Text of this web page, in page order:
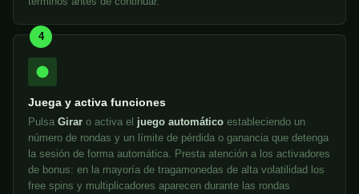
4
Juega y activa funciones
Pulsa Girar o activa el juego automático estableciendo un
número de rondas y un límite de pérdida o ganancia que detenga
la sesión de forma automática. Presta atención a los activadores
de bonus: en la mayoría de tragamonedas de alta volatilidad los
free spins y multiplicadores aparecen durante las rondas